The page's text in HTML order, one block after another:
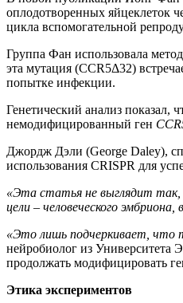
оплодотворенных яйцеклеток
цикла вспомогательной
Группа Фан использовала
эта мутация (CCR5Δ32)
попытке инфекции.
Генетический анализ
немодифицированный ген
Джордж Дэли (George Daley),
использования CRISPR для
«Эта статья не выглядит так,
цели – человеческого
«Это лишь подчеркивает, что
нейробиолог из Университета
продолжать модифицировать
Этика экспериментов